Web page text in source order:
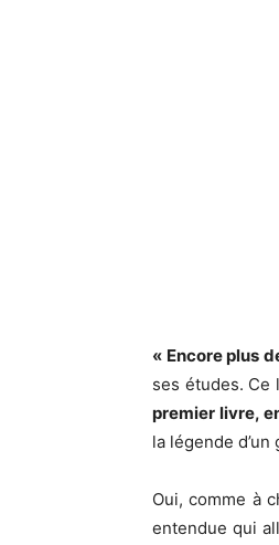
« Encore plus
ses études. Ce
premier livre,
la légende d’un
Oui, comme à
entendue qui